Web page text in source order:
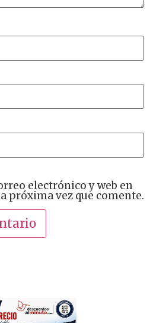
electrónico y web en
próxima vez que comente.